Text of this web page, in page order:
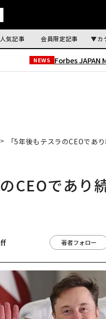
人気記事 会員限定記事 カ
NEWS Forbes JAPAN
「5年後もテスラのCEOであ
CEOであり
著者フォロー